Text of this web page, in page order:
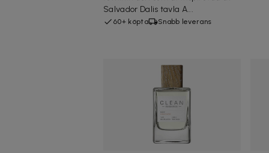
Salvador Dalis tavla A...
60+ köpta Snabb leverans